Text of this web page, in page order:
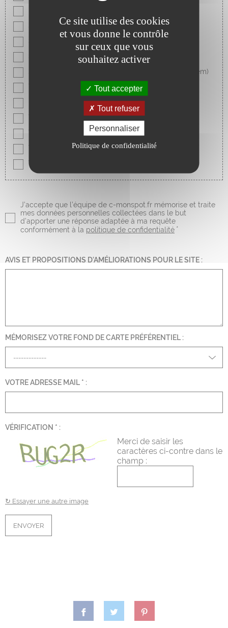
Speed-sail
Stand up paddle
Surf/bodyboard (longboard/kneeboard/surf tandem)
Trail
Voile légère (dériveurs, catamarans de sport)
Voile croisière (habitable)
Wave ski
Windsurf/funboard
J’accepte que l’équipe de c-monspot.fr mémorise et traite
mes données personnelles collectées dans le but
d’apporter une réponse adaptée à ma requête
conformément à la politique de confidentialité *
AVIS ET PROPOSITIONS D’AMÉLIORATIONS POUR LE SITE :
MÉMORISEZ VOTRE FOND DE CARTE PRÉFÉRENTIEL :
VOTRE ADRESSE MAIL * :
VÉRIFICATION * :
Merci de saisir les
caractères ci-contre dans le
champ :
↻ Essayer une autre image
Ce site utilise des cookies
et vous donne le contrôle
sur ceux que vous
souhaitez activer
Tout accepter
Tout refuser
Personnaliser
Politique de confidentialité